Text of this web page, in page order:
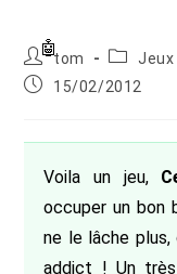
Auteur/autrice
de
la
tom
PostJeux
Publication
15/02/2012
Voila un jeu,
occuper un bon
ne le lâche plus,
addict ! Un